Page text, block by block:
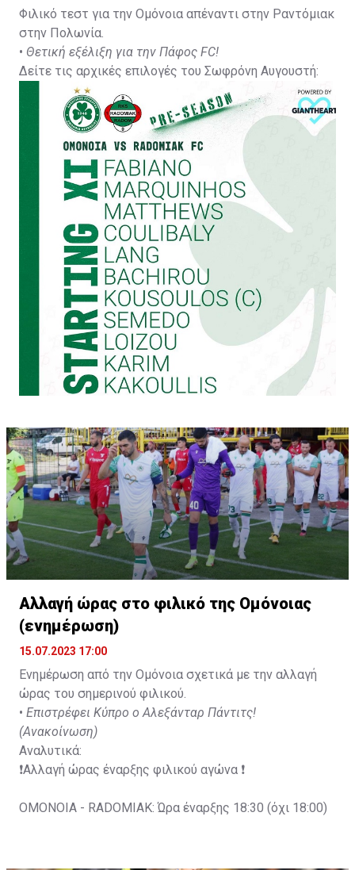
Φιλικό τεστ για την Ομόνοια απέναντι στην Ραντόμιακ
στην Πολωνία.
• Θετική εξέλιξη για την Πάφος FC!
Δείτε τις αρχικές επιλογές του Σωφρόνη Αυγουστή:
Αλλαγή ώρας στο φιλικό της Ομόνοιας
(ενημέρωση)
15.07.2023 17:00
Ενημέρωση από την Ομόνοια σχετικά με την αλλαγή
ώρας του σημερινού φιλικού.
• Επιστρέφει Κύπρο ο Αλεξάνταρ Πάντιτς!
(Ανακοίνωση)
Αναλυτικά:
❗️Αλλαγή ώρας έναρξης φιλικού αγώνα ❗️
OMONOIA - RADOMIAK: Ώρα έναρξης 18:30 (όχι 18:00)
το τρίτο φιλικό παιχνίδι της ομάδας μας στην